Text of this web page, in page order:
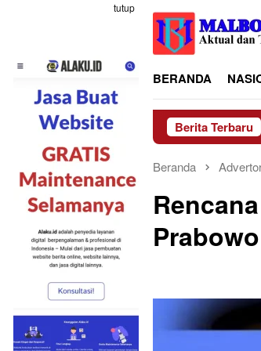
tutup
BERANDA
Berita Terbaru
Beranda